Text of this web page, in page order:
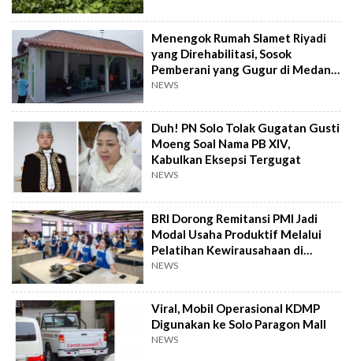
Menengok Rumah Slamet Riyadi
yang Direhabilitasi, Sosok
Pemberani yang Gugur di Medan
Perang
NEWS
Duh! PN Solo Tolak Gugatan Gusti
Moeng Soal Nama PB XIV,
Kabulkan Eksepsi Tergugat
NEWS
BRI Dorong Remitansi PMI Jadi
Modal Usaha Produktif Melalui
Pelatihan Kewirausahaan di
Taiwan
NEWS
Viral, Mobil Operasional KDMP
Digunakan ke Solo Paragon Mall
NEWS